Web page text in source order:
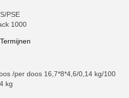
PSE
1000
/per doos 16,7*8*4,6/0,14 kg/100
kg